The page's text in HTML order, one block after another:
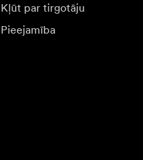
Kļūt par tirgotāju
Pieejamība